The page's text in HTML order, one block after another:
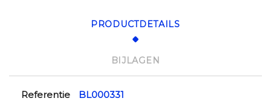
PRODUCTDETAILS
BIJLAGEN
Referentie
BL000331